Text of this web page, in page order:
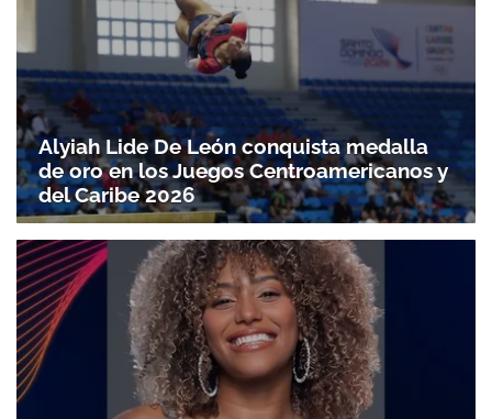
Gracias por suscribirte a nuestro boletín.
ACEPTAR
Alyiah Lide De León conquista medalla
de oro en los Juegos Centroamericanos y
del Caribe 2026